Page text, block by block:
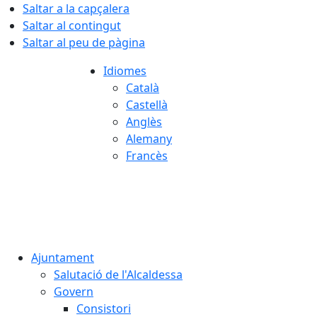
Saltar a la capçalera
Saltar al contingut
Saltar al peu de pàgina
Idiomes
Català
Castellà
Anglès
Alemany
Francès
Ajuntament
Salutació de l'Alcaldessa
Govern
Consistori